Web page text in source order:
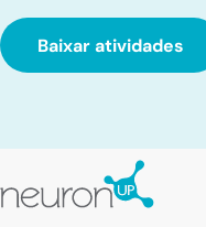
Baixar atividades